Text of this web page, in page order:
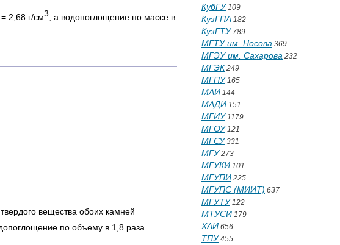
2,68 г/см3 , а водопоглощение по массе в
вещества обоих камней
по объему в 1,8 раза
КубГУ109
КузГПА 182
КузГТУ789
МГТУ им. Носова 369
МГЭУ им. Сахарова 232
МГЭК 249
МГПУ165
МАИ 144
МАДИ 151
МГИУ1179
МГОУ121
МГСУ331
МГУ273
МГУКИ 101
МГУПИ 225
МГУПС (МИИТ) 637
МГУТУ122
МТУСИ 179
ХАИ 656
ТПУ455